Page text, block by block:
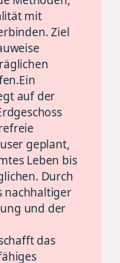
mit
Ziel
auf der
geplant,
Leben bis
Durch
nachhaltiger
und der
das